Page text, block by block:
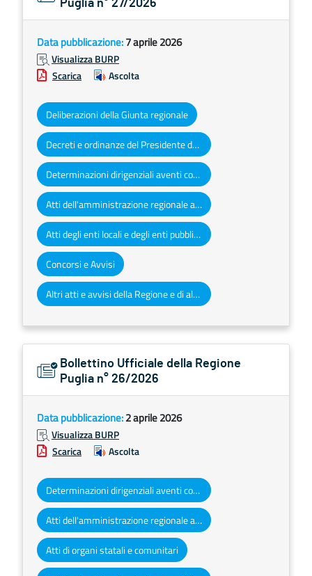
Puglia n° 27/2026
Data pubblicazione:7 aprile 2026
Visualizza BURP
Scarica
Ascolta
Deliberazioni della Giunta regionale
Decreti e ordinanze del Presidente della Giunta regionale
Determinazioni dirigenziali aventi contenuto di interesse generale
Atti dell'amministrazione regionale ad obbligo di pubblicazione
Atti degli enti locali e degli enti pubblici e privati
Concorsi e Avvisi
Altri atti e avvisi della Regione e di altri enti pubblici che interessano la collettività regionale
Bollettino Ufficiale della Regione
Puglia n° 26/2026
Data pubblicazione:2 aprile 2026
Visualizza BURP
Scarica
Ascolta
Determinazioni dirigenziali aventi contenuto di interesse generale
Atti dell'amministrazione regionale ad obbligo di pubblicazione
Atti di organi statali e comunitari